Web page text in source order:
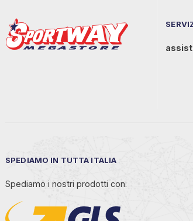
SPEDIAMO IN TUTTA ITALIA
Spediamo i nostri prodotti con: